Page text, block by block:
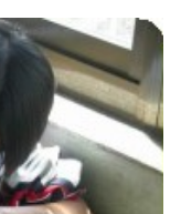
智力的開發，全面素
，它的作用已被教